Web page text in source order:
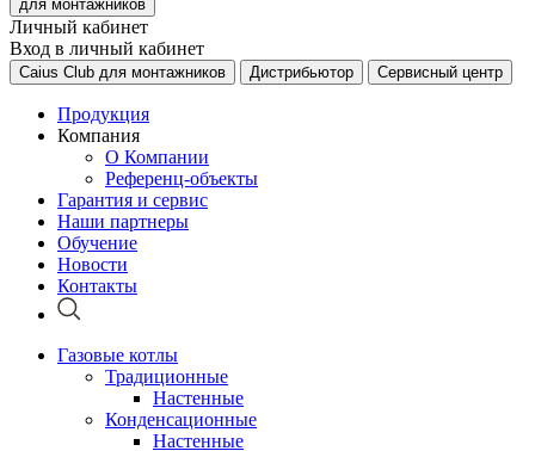
для монтажников
Личный кабинет
Вход в личный кабинет
Caius Club для монтажников Дистрибьютор Сервисный центр
Продукция
Компания
О Компании
Референц-объекты
Гарантия и сервис
Наши партнеры
Обучение
Новости
Контакты
Газовые котлы
Традиционные
Настенные
Конденсационные
Настенные